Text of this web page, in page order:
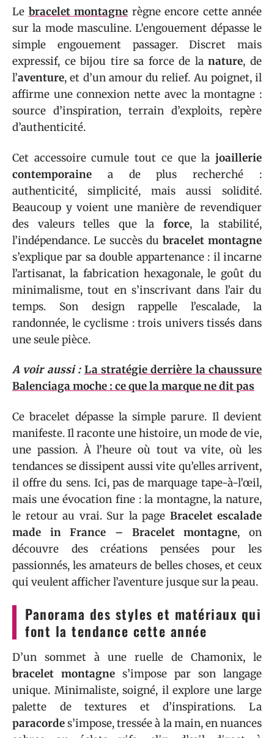
Le bracelet montagne règne encore cette année
sur la mode masculine. L’engouement dépasse le
simple engouement passager. Discret mais
expressif, ce bijou tire sa force de lanature, de
l’aventure, et d’un amour du relief. Au poignet, il
affirme une connexion nette avec la montagne :
source d’inspiration, terrain d’exploits, repère
d’authenticité.
Cet accessoire cumule tout ce que la joaillerie
contemporaine a de plus recherché :
authenticité, simplicité, mais aussi solidité.
Beaucoup y voient une manière de revendiquer
des valeurs telles que la force, la stabilité,
l’indépendance. Le succès du bracelet montagne
s’explique par sa double appartenance : il incarne
l’artisanat, la fabrication hexagonale, le goût du
minimalisme, tout en s’inscrivant dans l’air du
temps. Son design rappelle l’escalade, la
randonnée, le cyclisme : trois univers tissés dans
une seule pièce.
A voir aussi : La stratégie derrière la chaussure
Balenciaga moche : ce que la marque ne dit pas
Ce bracelet dépasse la simple parure. Il devient
manifeste. Il raconte une histoire, un mode de vie,
une passion. À l’heure où tout va vite, où les
tendances se dissipent aussi vite qu’elles arrivent,
il offre du sens. Ici, pas de marquage tape-à-l’œil,
mais une évocation fine : la montagne, la nature,
le retour au vrai. Sur la page Bracelet escalade
made in France – Bracelet montagne, on
découvre des créations pensées pour les
passionnés, les amateurs de belles choses, et ceux
qui veulent afficher l’aventure jusque sur la peau.
Panorama des styles et matériaux qui
font la tendance cette année
D’un sommet à une ruelle de Chamonix, le
bracelet montagne s’impose par son langage
unique. Minimaliste, soigné, il explore une large
palette de textures et d’inspirations. La
paracordes’impose, tressée à la main, en nuances